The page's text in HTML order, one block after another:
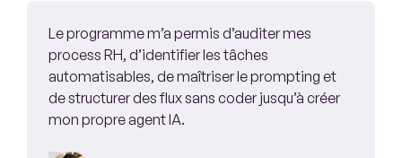
Le programme m’a permis d’auditer mes
process RH, d’identifier les tâches
automatisables, de maîtriser le prompting et
de structurer des flux sans coder jusqu’à créer
mon propre agent IA.